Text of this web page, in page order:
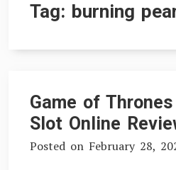
Tag: burning
Game of
Slot Online
Posted on February 28,